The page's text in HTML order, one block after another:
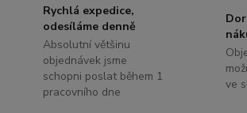
Rychlá expedice,
odesíláme denně
Absolutní většinu
objednávek jsme
schopni poslat během 1
pracovního dne
ve